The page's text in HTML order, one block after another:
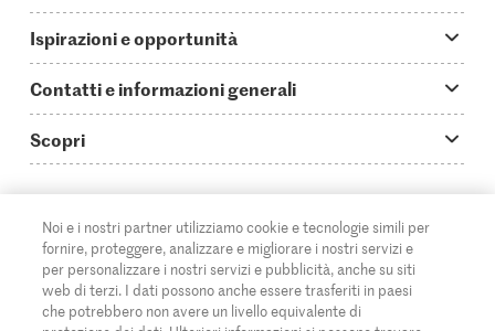
Oggi cucino
Piatti principali
Ricette semplici & veloci
Ricette al forno
Ricette per famiglie & bambini
Ispirazioni e opportunità
Storie
Video How to
Login Migusto
Rivista Migusto
Contatti e informazioni generali
Guida alle abbreviazioni
Contatti
Pubblicità
Impressum
Scopri
Migros Online
A proposito della Migros
Filiali
Noi e i nostri partner utilizziamo cookie e tecnologie simili per
fornire, proteggere, analizzare e migliorare i nostri servizi e
per personalizzare i nostri servizi e pubblicità, anche su siti
web di terzi. I dati possono anche essere trasferiti in paesi
che potrebbero non avere un livello equivalente di